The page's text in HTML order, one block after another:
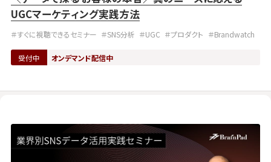
UGCマーケティング実践方法
＃すぐに視聴できるセミナー ＃SNS分析 ＃UGC ＃プロダクト ＃Brandwatch
受付中 オンデマンド配信中